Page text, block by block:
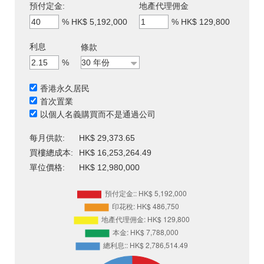
預付定金:
% HK$ 5,192,000
地產代理佣金
% HK$ 129,800
利息
%
條款
香港永久居民
首次置業
以個人名義購買而不是通過公司
每月供款:
HK$ 29,373.65
買樓總成本:
HK$ 16,253,264.49
單位價格:
HK$ 12,980,000